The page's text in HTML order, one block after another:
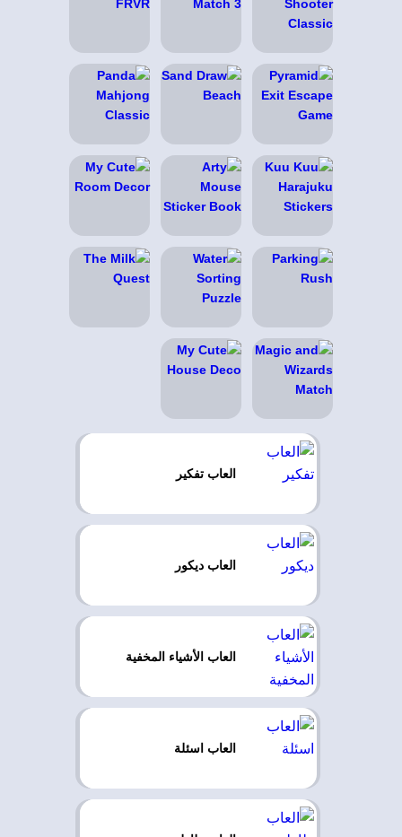
العاب تفكير
العاب ديكور
العاب الأشياء المخفية
العاب اسئلة